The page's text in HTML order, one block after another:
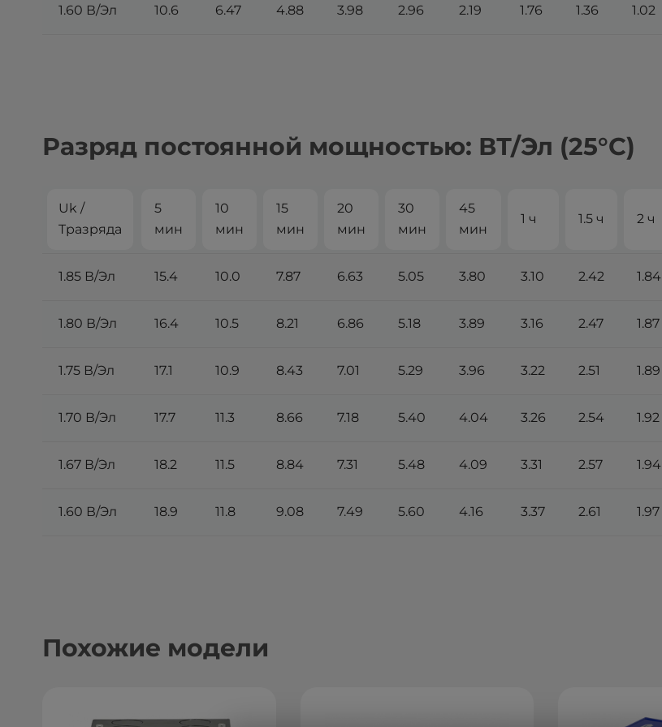
1.60 В/Эл 10.6 6.47 4.88 3.98 2.96 2.19 1.76 1.36 1.02
Разряд постоянной мощностью: ВТ/Эл (25°С)
Uk /
Tразряда
5
мин
10
мин
15
мин
20
мин
30
мин
45
мин
1 ч 1.5 ч 2 ч
1.85 В/Эл 15.4 10.0 7.87 6.63 5.05 3.80 3.10 2.42 1.84
1.80 В/Эл 16.4 10.5 8.21 6.86 5.18 3.89 3.16 2.47 1.87
1.75 В/Эл 17.1 10.9 8.43 7.01 5.29 3.96 3.22 2.51 1.89
1.70 В/Эл 17.7 11.3 8.66 7.18 5.40 4.04 3.26 2.54 1.92
1.67 В/Эл 18.2 11.5 8.84 7.31 5.48 4.09 3.31 2.57 1.94
1.60 В/Эл 18.9 11.8 9.08 7.49 5.60 4.16 3.37 2.61 1.97
Похожие модели